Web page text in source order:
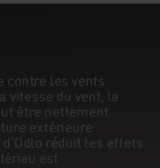
contre les vents
vitesse du vent, la
être nettement
extérieure
d'Odlo réduit les effets
est